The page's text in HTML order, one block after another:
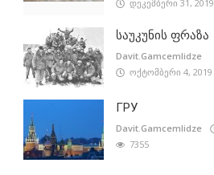
დეკემბერი 31, 2019
საუკუნის ფრაზა
Davit.Gamcemlidze
ოქტომბერი 4, 2019
ГРУ
Davit.Gamcemlidze
7355